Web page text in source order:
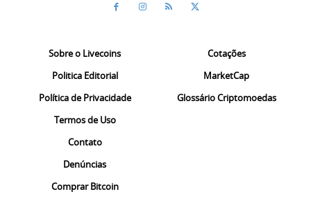
Sobre o Livecoins
Politica Editorial
Política de Privacidade
Termos de Uso
Contato
Denúncias
Comprar Bitcoin
Cotações
MarketCap
Glossário Criptomoedas